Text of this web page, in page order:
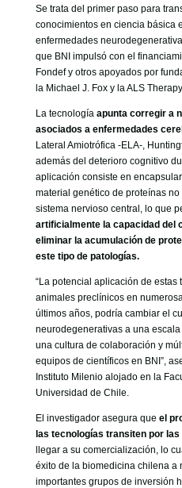
Se trata del primer paso para
conocimientos en ciencia básica
enfermedades
que BNI impulsó con el
Fondef y otros apoyados por
la Michael J. Fox y la ALS
La tecnología apunta corregir a
asociados a enfermedades
Lateral Amiotrófica -ELA-,
además del deterioro cognitivo
aplicación consiste en
material genético de proteínas
sistema nervioso central, lo que
artificialmente la capacidad del
eliminar la acumulación de
este tipo de patologías.
“La potencial aplicación de
animales preclínicos en
últimos años, podría cambiar el
neurodegenerativas a una
una cultura de colaboración y
equipos de científicos en BNI”,
Instituto Milenio alojado en la
Universidad de Chile.
El investigador asegura que el
las tecnologías transiten por
llegar a su comercialización, lo
éxito de la biomedicina chilena a
importantes grupos de inversión